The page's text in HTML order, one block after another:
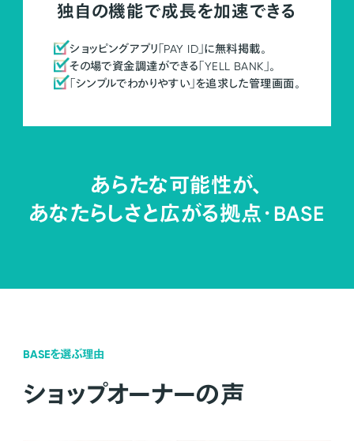
独自の機能で成長を加速できる
ショッピングアプリ「PAY ID」に無料掲載。
その場で資金調達ができる「YELL BANK」。
「シンプルでわかりやすい」を追求した管理画面。
あらたな可能性が、
あなたらしさと広がる拠点・BASE
BASEを選ぶ理由
ショップオーナーの声